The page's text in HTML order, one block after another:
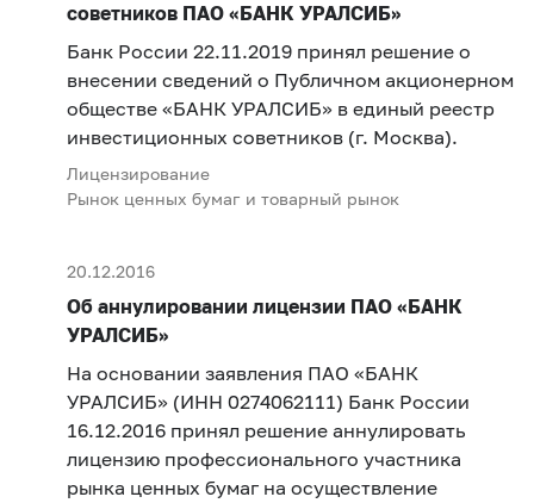
советников ПАО «БАНК УРАЛСИБ»
Банк России 22.11.2019 принял решение о
внесении сведений о Публичном акционерном
обществе «БАНК УРАЛСИБ» в единый реестр
инвестиционных советников (г. Москва).
Лицензирование
Рынок ценных бумаг и товарный рынок
20.12.2016
Об аннулировании лицензии ПАО «БАНК
УРАЛСИБ»
На основании заявления ПАО «БАНК
УРАЛСИБ» (ИНН 0274062111) Банк России
16.12.2016 принял решение аннулировать
лицензию профессионального участника
рынка ценных бумаг на осуществление